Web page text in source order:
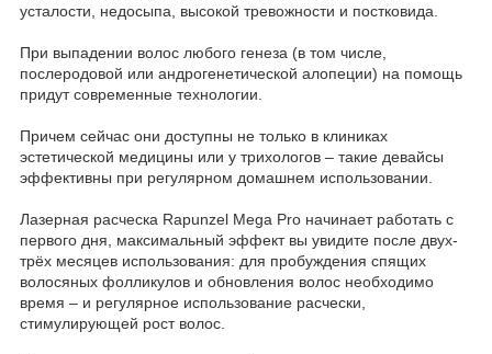
усталости, недосыпа, высокой тревожности и постковида.
При выпадении волос любого генеза (в том числе,
послеродовой или андрогенетической алопеции) на помощь
придут современные технологии.
Причем сейчас они доступны не только в клиниках
эстетической медицины или у трихологов – такие девайсы
эффективны при регулярном домашнем использовании.
Лазерная расческа Rapunzel Mega Pro начинает работать с
первого дня, максимальный эффект вы увидите после двух-
трёх месяцев использования: для пробуждения спящих
волосяных фолликулов и обновления волос необходимо
время – и регулярное использование расчески,
стимулирующей рост волос.